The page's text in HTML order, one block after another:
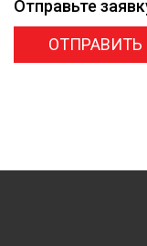
Отправьте
ОТПРАВИТЬ